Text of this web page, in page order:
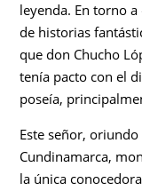
leyenda. En torno
de historias
que don Chucho
tenía pacto con el
poseía,
Este señor,
Cundinamarca,
la única